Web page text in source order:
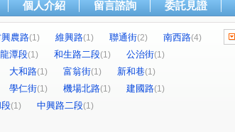
個人介紹 留言諮詢 委託見證
農路(1) 維興路(1) 聯通街(2) 南西路(4)
龍潭段(1) 和生路二段(1) 公治街(1)
大和路(1) 富翁街(1) 新和巷(1)
學仁街(1) 機場北路(1) 建國路(1)
(1) 中興路二段(1)